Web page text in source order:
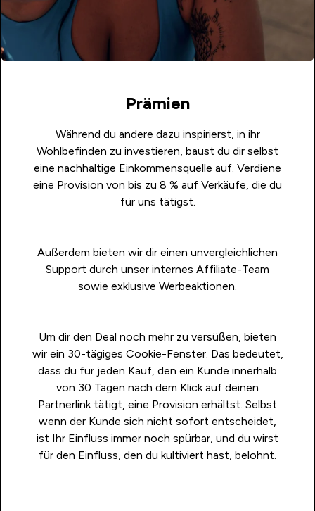
Prämien
Während du andere dazu inspirierst, in ihr
Wohlbefinden zu investieren, baust du dir selbst
eine nachhaltige Einkommensquelle auf. Verdiene
eine Provision von bis zu 8 % auf Verkäufe, die du
für uns tätigst.
Außerdem bieten wir dir einen unvergleichlichen
Support durch unser internes Affiliate-Team
sowie exklusive Werbeaktionen.
Um dir den Deal noch mehr zu versüßen, bieten
wir ein 30-tägiges Cookie-Fenster. Das bedeutet,
dass du für jeden Kauf, den ein Kunde innerhalb
von 30 Tagen nach dem Klick auf deinen
Partnerlink tätigt, eine Provision erhältst. Selbst
wenn der Kunde sich nicht sofort entscheidet,
ist Ihr Einfluss immer noch spürbar, und du wirst
für den Einfluss, den du kultiviert hast, belohnt.